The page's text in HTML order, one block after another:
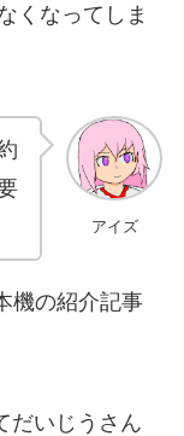
くなってしま
アイズ
機の紹介記事
だいじうさん